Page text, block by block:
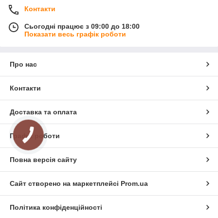
Багатофункціональні жалюзі на вікна:
купити продукцію з суттєвими плюсами
Інтернет компанія пропонує комфортні жалюзі на вікна за
демократичними розцінками, що володіють такими
перевагами:
можливість повністю регулювати ступінь освітлення
кімнат;
відмінна захист від сонячних променів, зайвих очей;
довговічність, стійкість конструкцій до вологи,
металеві комплектуючі не вбирають жир і пил,
вогнестійкість;
Контакти
Сьогодні працює з 09:00 до 18:00
Показати весь графік роботи
Про нас
Контакти
Доставка та оплата
Графік роботи
Повна версія сайту
Сайт створено на маркетплейсі Prom.ua
Політика конфіденційності
КНОПКА
ЗВ'ЯЗКУ